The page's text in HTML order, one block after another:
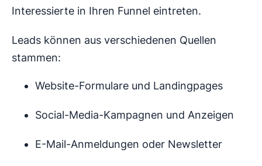
Interessierte in Ihren Funnel eintreten.
Leads können aus verschiedenen Quellen
stammen:
Website-Formulare und Landingpages
Social-Media-Kampagnen und Anzeigen
E-Mail-Anmeldungen oder Newsletter